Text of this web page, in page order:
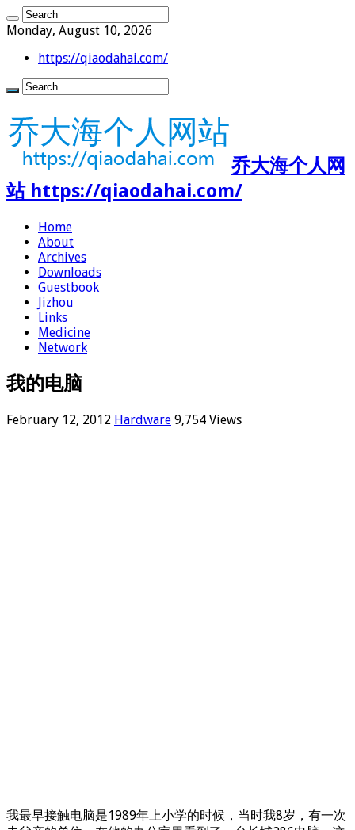
Monday, August 10, 2026
https://qiaodahai.com/
乔大海个人网
站 https://qiaodahai.com/
Home
About
Archives
Downloads
Guestbook
Jizhou
Links
Medicine
Network
我的电脑
February 12, 2012 Hardware 9,754 Views
我最早接触电脑是1989年上小学的时候，当时我8岁，有一次